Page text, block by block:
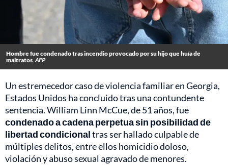
Hombre fue condenado tras incendio provocado por su hijo que huía de
maltratos AFP
Un estremecedor caso de violencia familiar en Georgia,
Estados Unidos ha concluido tras una contundente
sentencia. William Linn McCue, de 51 años, fue
condenado a cadena perpetua sin posibilidad de
libertad condicionaltras ser hallado culpable de
múltiples delitos, entre ellos homicidio doloso,
violación y abuso sexual agravado de menores.